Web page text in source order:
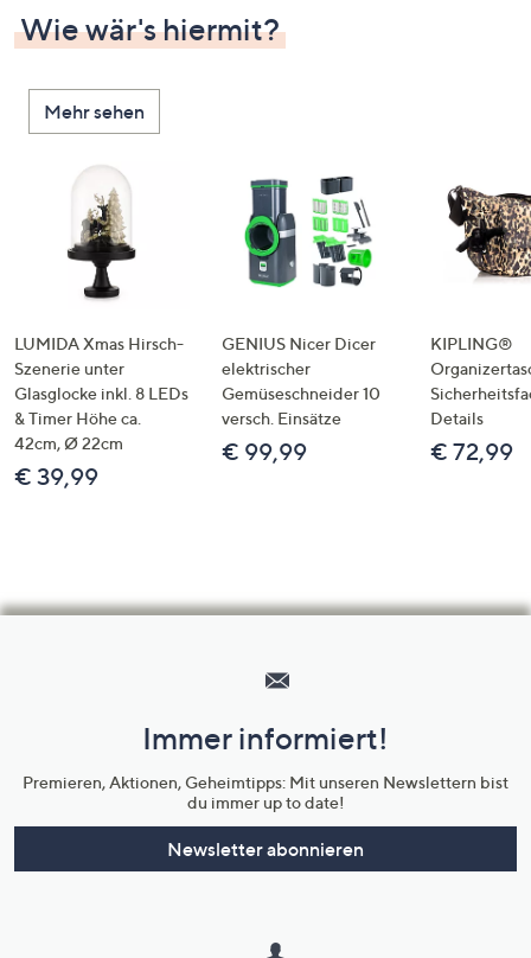
Wie wär's hiermit?
Mehr sehen
LUMIDA Xmas Hirsch-
Szenerie unter
Glasglocke inkl. 8 LEDs
& Timer Höhe ca.
42cm, Ø 22cm
€ 39,99
GENIUS Nicer Dicer
elektrischer
Gemüseschneider 10
versch. Einsätze
€ 99,99
KIPLING®
Details
€ 72,99
Unternehmensinformationen
Immer informiert!
Premieren, Aktionen, Geheimtipps: Mit unseren Newslettern bist
du immer up to date!
Newsletter abonnieren